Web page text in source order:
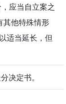
应当自立案之
其他特殊情形
适当延长，但
决定书。